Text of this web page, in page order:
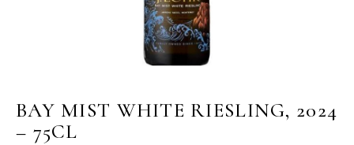
BAY MIST WHITE RIESLING, 2024
– 75CL